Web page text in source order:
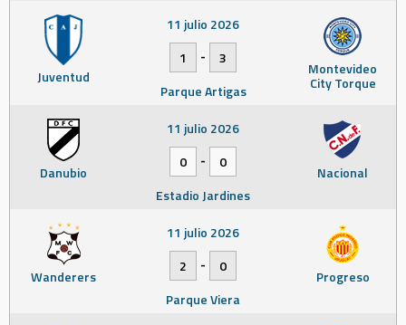
Juventud Montevideo
City Torque
11 julio 2026
1
-
3
Parque Artigas
Danubio Nacional
11 julio 2026
0
-
0
Estadio Jardines
Wanderers Progreso
11 julio 2026
2
-
0
Parque Viera